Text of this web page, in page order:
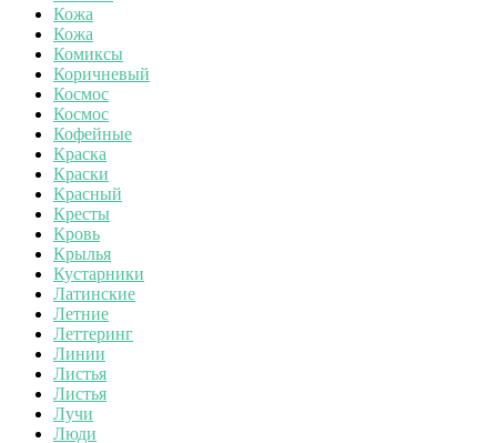
Кожа
Кожа
Комиксы
Коричневый
Космос
Космос
Кофейные
Краска
Краски
Красный
Кресты
Кровь
Крылья
Кустарники
Латинские
Летние
Леттеринг
Линии
Листья
Листья
Лучи
Люди